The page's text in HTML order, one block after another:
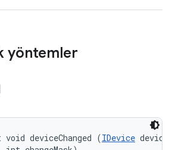
yöntemler
deviceChanged (IDevice